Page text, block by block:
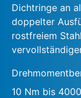
Dichtringe an
doppelter
rostfreiem
10 Nm bis